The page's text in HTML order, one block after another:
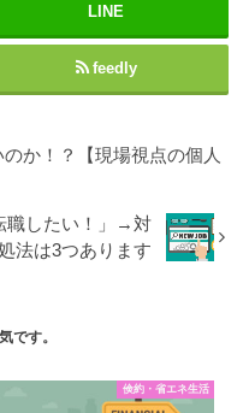
LINE
feedly
か！？【現場視点の個人
職したい！」→対
法は3つあります
です。
倹約・省エネ生活